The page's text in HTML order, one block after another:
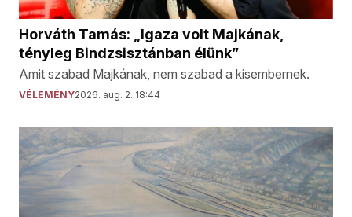
Horváth Tamás: „Igaza volt Majkának,
tényleg Bindzsisztánban élünk”
Amit szabad Majkának, nem szabad a kisembernek.
VÉLEMÉNY2026. aug. 2. 18:44